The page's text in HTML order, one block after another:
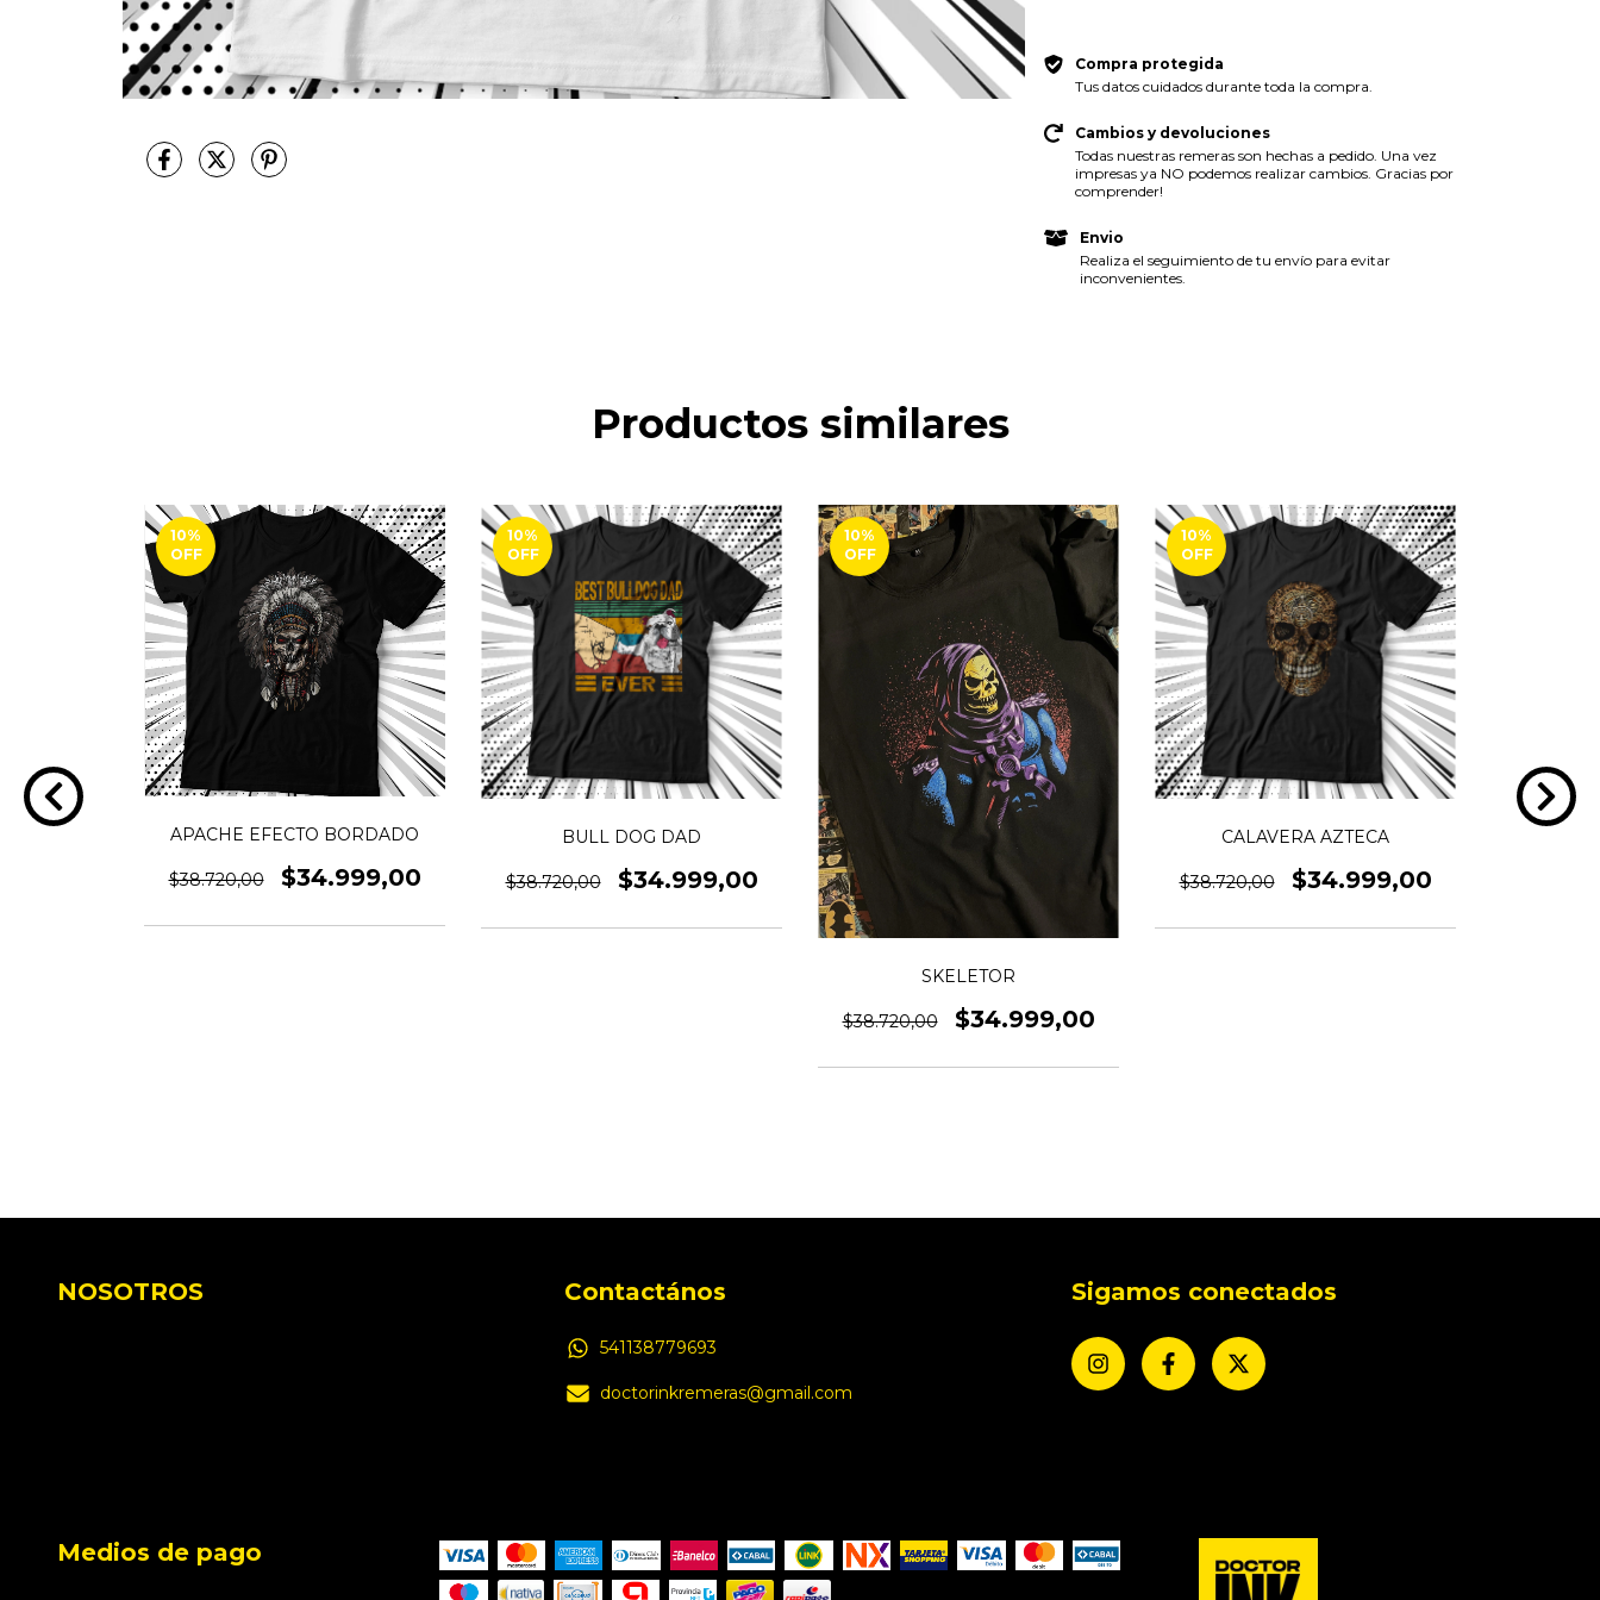
Compra protegida
Tus datos cuidados durante toda la compra.
Cambios y devoluciones
Todas nuestras remeras son hechas a pedido. Una vez
impresas ya NO podemos realizar cambios. Gracias por
comprender!
Envio
Realiza el seguimiento de tu envío para evitar
inconvenientes.
Productos similares
10%
OFF
APACHE EFECTO BORDADO
$38.720,00 $34.999,00
10%
OFF
BULL DOG DAD
$38.720,00 $34.999,00
10%
OFF
SKELETOR
$38.720,00 $34.999,00
10%
OFF
CALAVERA AZTECA
$38.720,00 $34.999,00
NOSOTROS Contactános
541138779693
doctorinkremeras@gmail.com
Sigamos conectados
Medios de pago